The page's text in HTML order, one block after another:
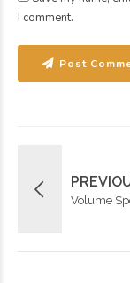
I comment.
Post
Volume